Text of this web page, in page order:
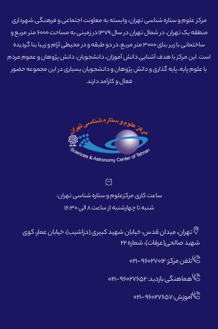
مرکز علوم و ستاره شناسی تهران، وابسته به معاونت اجتماعی و فرهنگی شهرداری
منطقه یک تهران، در شمال تهران در سال 1379 در زمینی به مساحت 6000 متر مربع و
ساختمانی با زیر بنای 3000 متر مربع، در دو طبقه و در محیطی آرام و زیبا بنا گردیده
است. این مرکز با هدف آشنایی دانش آموزان، دانشجویان، دانش پژوهان و عموم مردم
با علوم پایه، پایه گذاری و دانش پژوهان و دانشجویان بسیاری در این مجموعه حضور
فعال و کارآمد دارند.
ساعت کاری مرکزعلوم و ستاره شناسی تهران:
شنبه تا چهارشنبه از ساعت 8 الی 16:30
تهران، میدان قدس، خیابان شهید کبیری (دزاشیب)، خیابان عمار، کوی
شهید صالحی(عرفات)، شماره 22
تلفن مرکز: 96027012-021
هماهنگی بازدید: 96027652-021
آموزش:96027657-021